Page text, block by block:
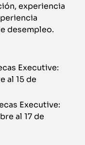
experiencia
desempleo.
Executive:
al 15 de
Executive:
al 17 de